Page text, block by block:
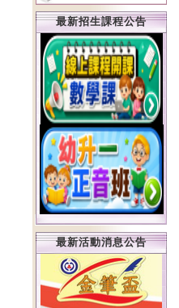
最新招生課程公告
最新活動消息公告